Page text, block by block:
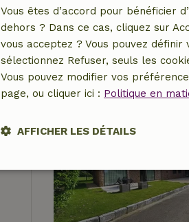
Vous êtes d’accord pour bénéficier
dehors ? Dans ce cas, cliquez sur
vous acceptez ? Vous pouvez
sélectionnez Refuser, seuls les
Vous pouvez modifier vos
page, ou cliquer ici : Politique en
AFFICHER LES DÉTAILS
Strictement
nécessaires